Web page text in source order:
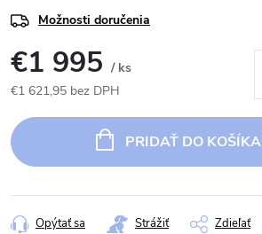
Možnosti doručenia
€1 995 / ks
€1 621,95 bez DPH
cena:
PRIDAŤ DO KOŠÍKA
Opýtať sa Strážiť Zdieľať